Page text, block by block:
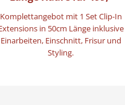
Komplettangebot mit 1 Set Clip-In
in 50cm Länge inklusive
Einarbeiten, Einschnitt, Frisur und
Styling.